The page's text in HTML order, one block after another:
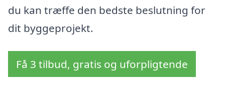
du kan træffe den bedste beslutning for
dit byggeprojekt.
Få 3 tilbud, gratis og uforpligtende